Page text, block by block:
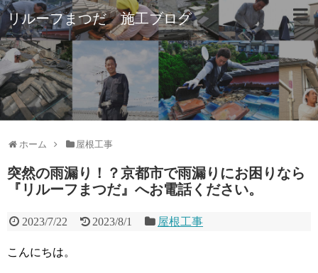
リルーフまつだ 施工ブログ
ホーム 屋根工事
突然の雨漏り！？京都市で雨漏りにお困りなら
『リルーフまつだ』へお電話ください。
2023/7/22 2023/8/1 屋根工事
こんにちは。